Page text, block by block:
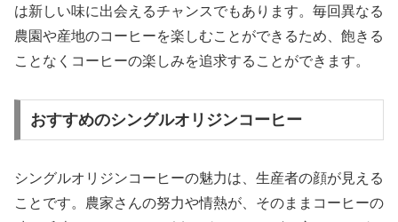
は新しい味に出会えるチャンスでもあります。毎回異なる
農園や産地のコーヒーを楽しむことができるため、飽きる
ことなくコーヒーの楽しみを追求することができます。
おすすめのシングルオリジンコーヒー
シングルオリジンコーヒーの魅力は、生産者の顔が見える
ことです。農家さんの努力や情熱が、そのままコーヒーの